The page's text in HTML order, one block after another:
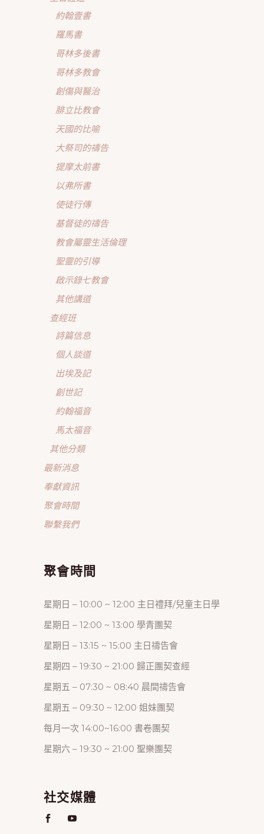
約翰壹書
羅馬書
哥林多後書
哥林多教會
創傷與醫治
腓立比教會
天國的比喻
大祭司的禱告
提摩太前書
以弗所書
使徒行傳
基督徒的禱告
教會屬靈生活倫理
聖靈的引導
啟示錄七教會
其他講道
查經班
詩篇信息
個人談道
出埃及記
創世記
約翰福音
馬太福音
其他分類
最新消息
奉獻資訊
聚會時間
聯繫我們
聚會時間
星期日 – 10:00 ~ 12:00 主日禮拜/兒童主日學
星期日 – 12:00 ~ 13:00 學青團契
星期日 – 13:15 ~ 15:00 主日禱告會
星期四 – 19:30 ~ 21:00 歸正團契查經
星期五 – 07:30 ~ 08:40 晨間禱告會
星期五 – 09:30 ~ 12:00 姐妹團契
每月一次 14:00~16:00 書卷團契
星期六 – 19:30 ~ 21:00 聖樂團契
社交媒體